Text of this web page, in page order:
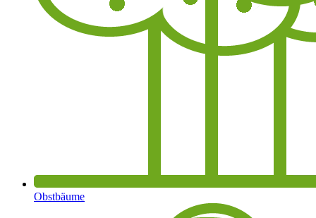
Obstbäume